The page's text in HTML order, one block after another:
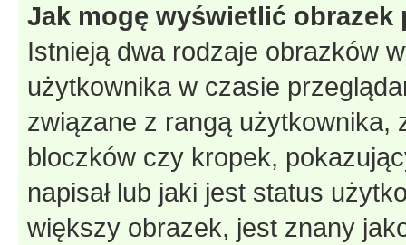
Jak mogę wyświetlić
Istnieją dwa rodzaje obrazków
użytkownika w czasie
związane z rangą użytkownika,
bloczków czy kropek,
napisał lub jaki jest status
większy obrazek, jest znany